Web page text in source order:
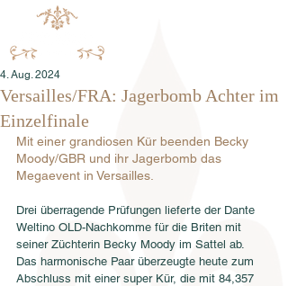
Versailles/FRA: Jagerbomb Achter im
Einzelfinale
4. Aug. 2024
Mit einer grandiosen Kür beenden Becky
Moody/GBR und ihr Jagerbomb das
Megaevent in Versailles.
Drei überragende Prüfungen lieferte der Dante
Weltino OLD-Nachkomme für die Briten mit
seiner Züchterin Becky Moody im Sattel ab.
Das harmonische Paar überzeugte heute zum
Abschluss mit einer super Kür, die mit 84,357